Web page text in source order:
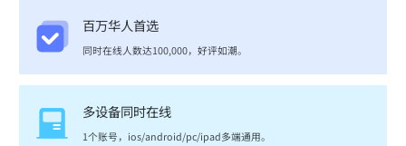
百万华人首选
同时在线人数达100,000，好评如潮。
多设备同时在线
1个账号，ios/android/pc/ipad多端通用。